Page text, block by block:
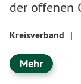
der offenen
Kreisverband |
Mehr